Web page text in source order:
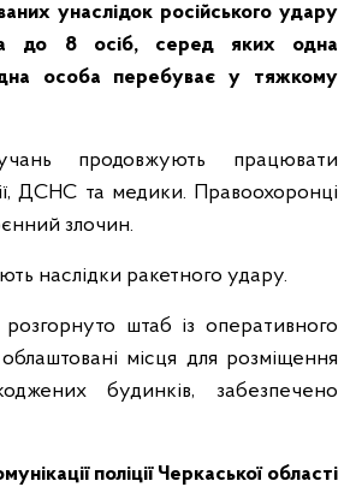
унаслідок російського удару
до 8 осіб, серед яких одна
особа перебуває у тяжкому
продовжують працювати
ДСНС та медики. Правоохоронці
злочин.
наслідки ракетного удару.
розгорнуто штаб із оперативного
місця для розміщення
будинків, забезпечено
поліції Черкаської області